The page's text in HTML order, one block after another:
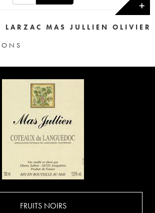
✕
LARZAC MAS JULLIEN OLIVIER
FRUITS NOIRS